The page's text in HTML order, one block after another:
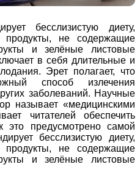
бесслизистую диету,
продукты, не содержащие
и зелёные листовые
в себя длительные и
Эрет полагает, что
способ излечения
заболеваний. Научные
называет «медицинскими
читателей обеспечить
это предусмотрено самой
бесслизистую диету,
продукты, не содержащие
и зелёные листовые